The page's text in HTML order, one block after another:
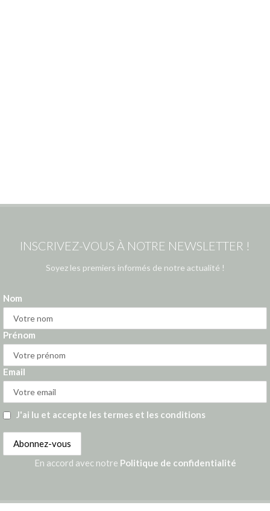
INSCRIVEZ-VOUS À NOTRE NEWSLETTER !
Soyez les premiers informés de notre actualité !
Nom
Prénom
Email
J'ai lu et accepte les termes et les conditions
En accord avec notre Politique de confidentialité